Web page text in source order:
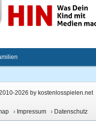
2026 by kostenlosspielen.net
› Impressum› Datenschutz